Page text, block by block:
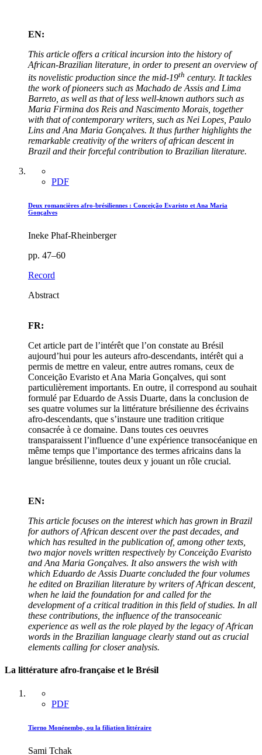
EN:
This article offers a critical incursion into the history of
African-Brazilian literature, in order to present an overview of
its novelistic production since the mid-19th century. It tackles
the work of pioneers such as Machado de Assis and Lima
Barreto, as well as that of less well-known authors such as
Maria Firmina dos Reis and Nascimento Morais, together
with that of contemporary writers, such as Nei Lopes, Paulo
Lins and Ana Maria Gonçalves. It thus further highlights the
remarkable creativity of the writers of african descent in
Brazil and their forceful contribution to Brazilian literature.
PDF
Deux romancières afro-brésiliennes : Conceição Evaristo et Ana Maria
Gonçalves
Ineke Phaf-Rheinberger
pp. 47–60
Record
Abstract
FR:
Cet article part de l’intérêt que l’on constate au Brésil
aujourd’hui pour les auteurs afro-descendants, intérêt qui a
permis de mettre en valeur, entre autres romans, ceux de
Conceição Evaristo et Ana Maria Gonçalves, qui sont
particulièrement importants. En outre, il correspond au souhait
formulé par Eduardo de Assis Duarte, dans la conclusion de
ses quatre volumes sur la littérature brésilienne des écrivains
afro-descendants, que s’instaure une tradition critique
consacrée à ce domaine. Dans toutes ces oeuvres
transparaissent l’influence d’une expérience transocéanique en
même temps que l’importance des termes africains dans la
langue brésilienne, toutes deux y jouant un rôle crucial.
EN:
This article focuses on the interest which has grown in Brazil
for authors of African descent over the past decades, and
which has resulted in the publication of, among other texts,
two major novels written respectively by Conceição Evaristo
and Ana Maria Gonçalves. It also answers the wish with
which Eduardo de Assis Duarte concluded the four volumes
he edited on Brazilian literature by writers of African descent,
when he laid the foundation for and called for the
development of a critical tradition in this field of studies. In all
these contributions, the influence of the transoceanic
experience as well as the role played by the legacy of African
words in the Brazilian language clearly stand out as crucial
elements calling for closer analysis.
La littérature afro-française et le Brésil
PDF
Tierno Monénembo, ou la filiation littéraire
Sami Tchak